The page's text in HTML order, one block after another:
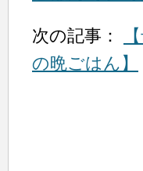
次の記事：
の晩ごはん】